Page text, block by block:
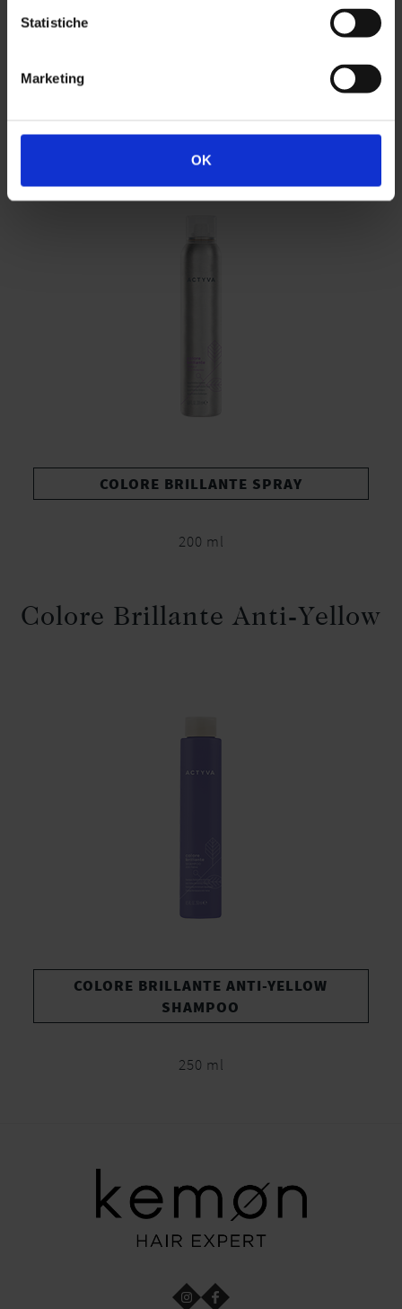
Statistiche
Marketing
OK
COLORE BRILLANTE SPRAY
200 ml
Colore Brillante Anti-Yellow
COLORE BRILLANTE ANTI-YELLOW
SHAMPOO
250 ml